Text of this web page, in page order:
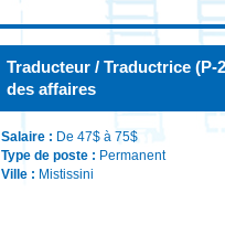
Traducteur / Traductrice (P-
des affaires
Salaire : De 47$ à 75$
Type de poste : Permanent
Ville : Mistissini